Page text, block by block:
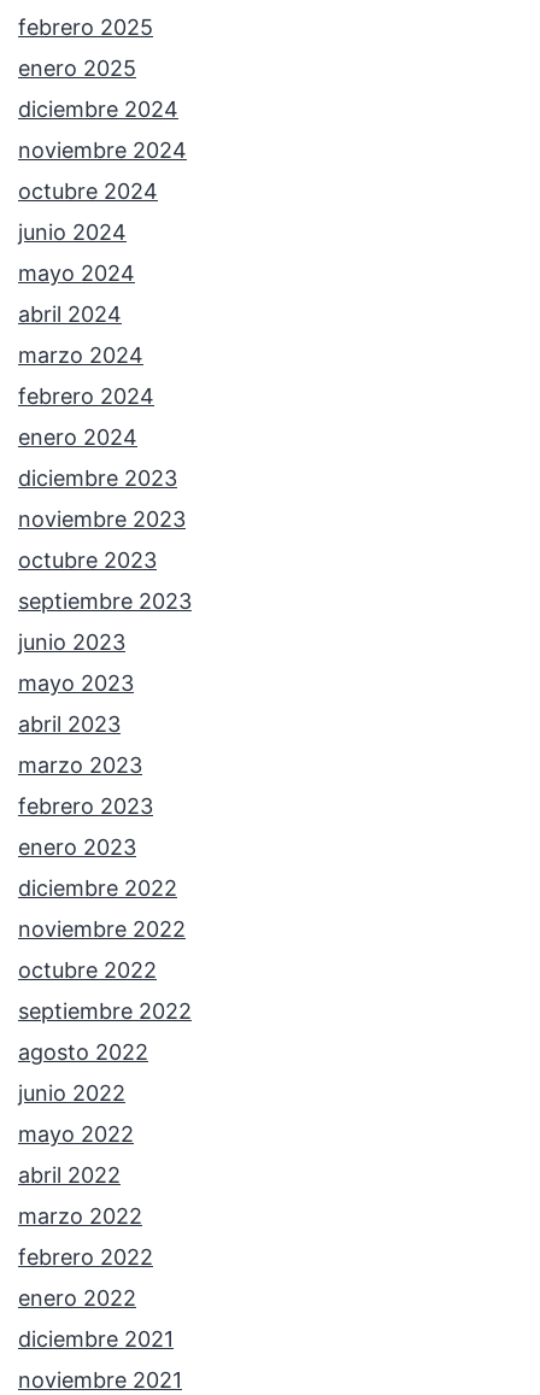
febrero 2025
enero 2025
diciembre 2024
noviembre 2024
octubre 2024
junio 2024
mayo 2024
abril 2024
marzo 2024
febrero 2024
enero 2024
diciembre 2023
noviembre 2023
octubre 2023
septiembre 2023
junio 2023
mayo 2023
abril 2023
marzo 2023
febrero 2023
enero 2023
diciembre 2022
noviembre 2022
octubre 2022
septiembre 2022
agosto 2022
junio 2022
mayo 2022
abril 2022
marzo 2022
febrero 2022
enero 2022
diciembre 2021
noviembre 2021